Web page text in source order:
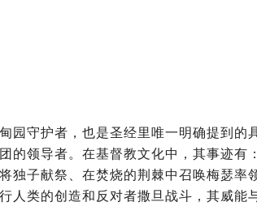
园守护者，也是圣经里唯一明确提到的
的领导者。在基督教文化中，其事迹有：
独子献祭、在焚烧的荆棘中召唤梅瑟率
人类的创造和反对者撒旦战斗，其威能